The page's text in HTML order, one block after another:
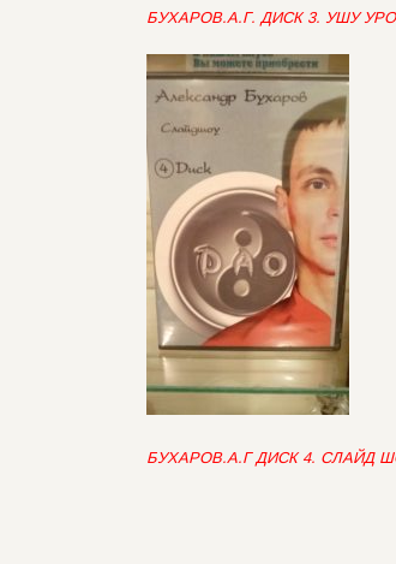
БУХАРОВ.А.Г. ДИСК 3. УШУ
БУХАРОВ.А.Г ДИСК 4. СЛАЙД